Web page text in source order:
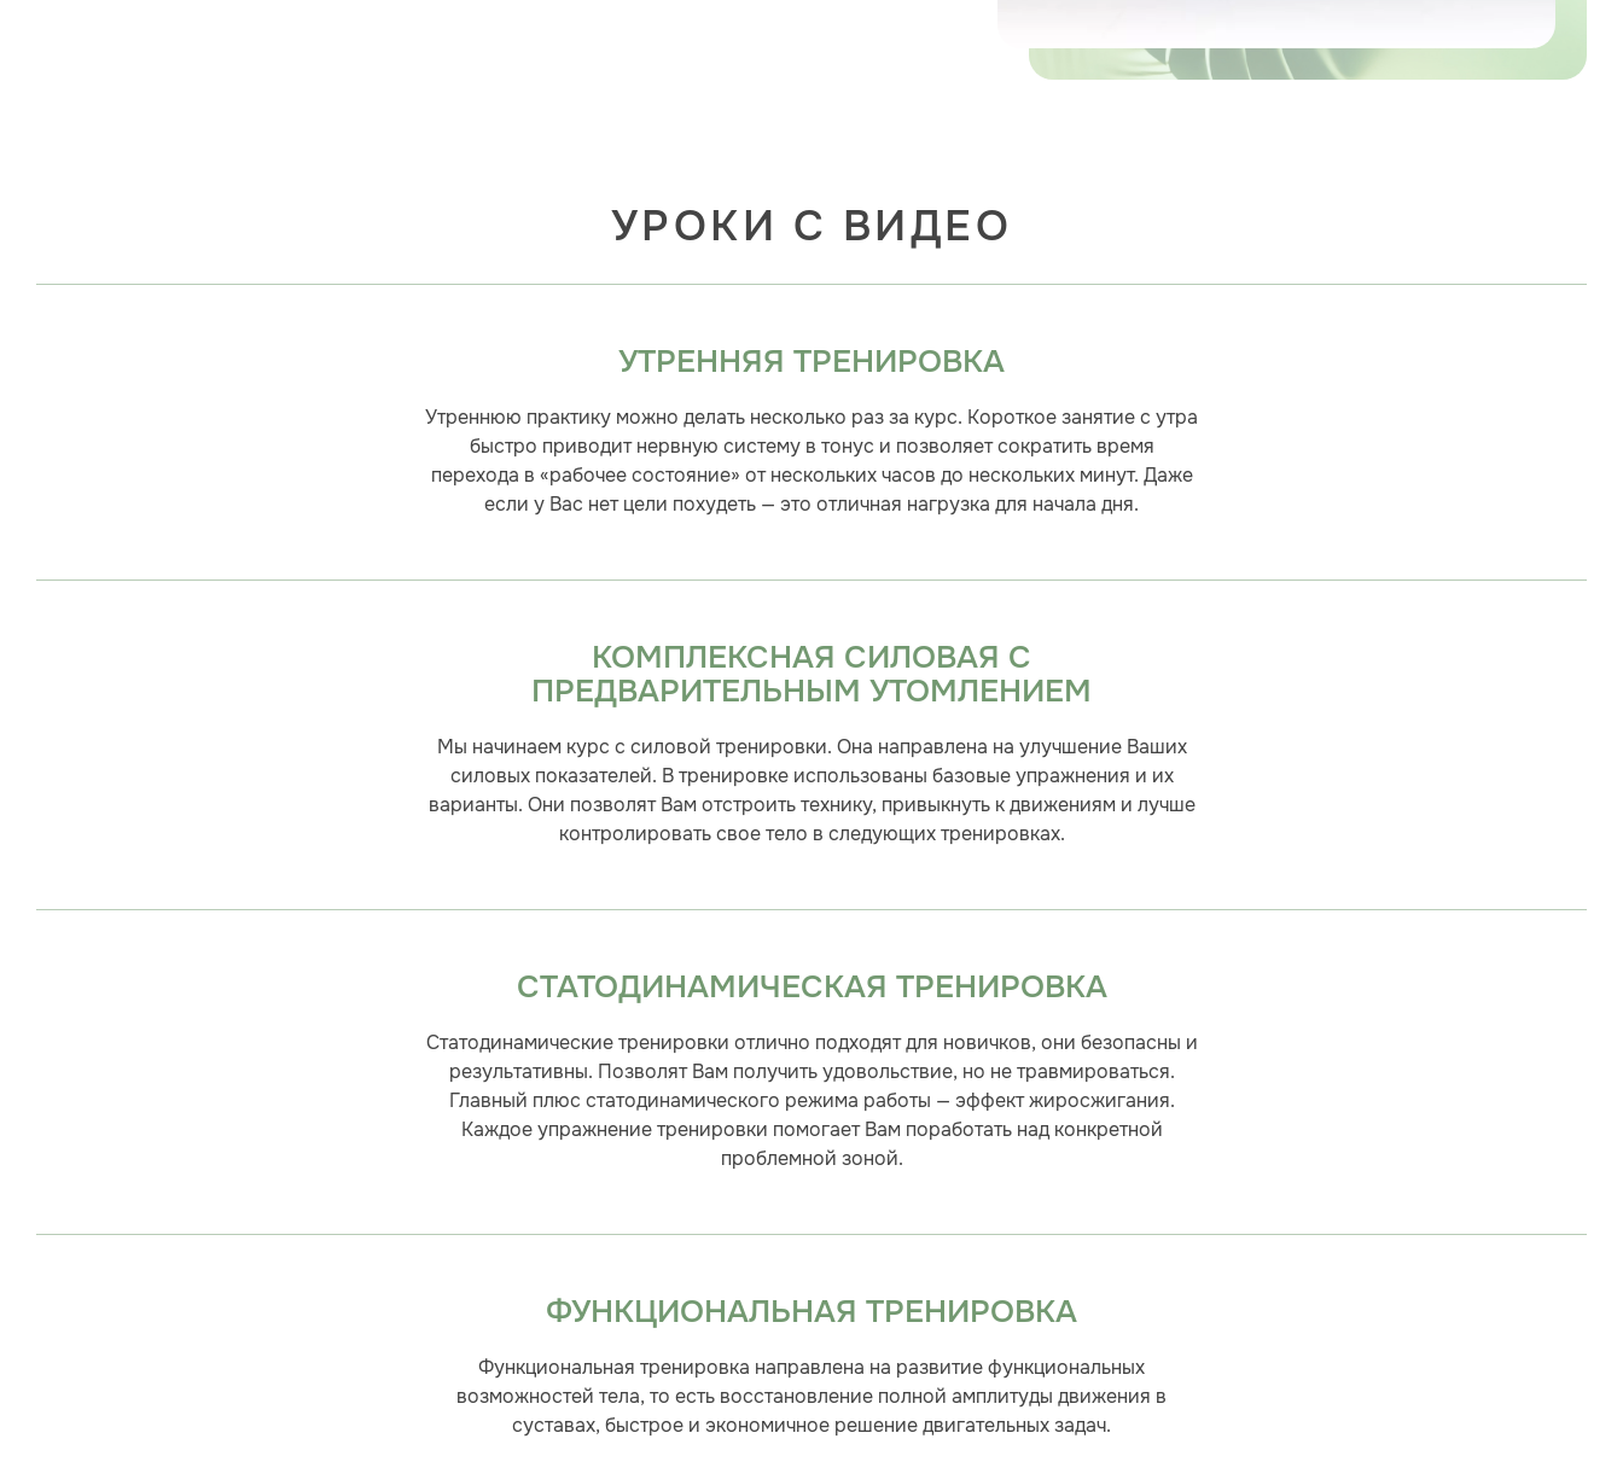
УРОКИ С ВИДЕО
УТРЕННЯЯ ТРЕНИРОВКА
Утреннюю практику можно делать несколько раз за курс. Короткое занятие с утра
быстро приводит нервную систему в тонус и позволяет сократить время
перехода в «рабочее состояние» от нескольких часов до нескольких минут. Даже
если у Вас нет цели похудеть — это отличная нагрузка для начала дня.
КОМПЛЕКСНАЯ СИЛОВАЯ С
ПРЕДВАРИТЕЛЬНЫМ УТОМЛЕНИЕМ
Мы начинаем курс с силовой тренировки. Она направлена на улучшение Ваших
силовых показателей. В тренировке использованы базовые упражнения и их
варианты. Они позволят Вам отстроить технику, привыкнуть к движениям и лучше
контролировать свое тело в следующих тренировках.
СТАТОДИНАМИЧЕСКАЯ ТРЕНИРОВКА
Статодинамические тренировки отлично подходят для новичков, они безопасны и
результативны. Позволят Вам получить удовольствие, но не травмироваться.
Главный плюс статодинамического режима работы — эффект жиросжигания.
Каждое упражнение тренировки помогает Вам поработать над конкретной
проблемной зоной.
ФУНКЦИОНАЛЬНАЯ ТРЕНИРОВКА
Функциональная тренировка направлена на развитие функциональных
возможностей тела, то есть восстановление полной амплитуды движения в
суставах, быстрое и экономичное решение двигательных задач.